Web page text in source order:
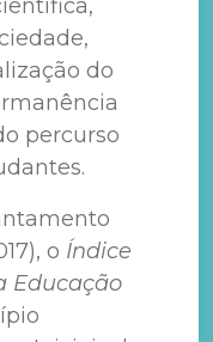
do
percurso
o Índice
Educação